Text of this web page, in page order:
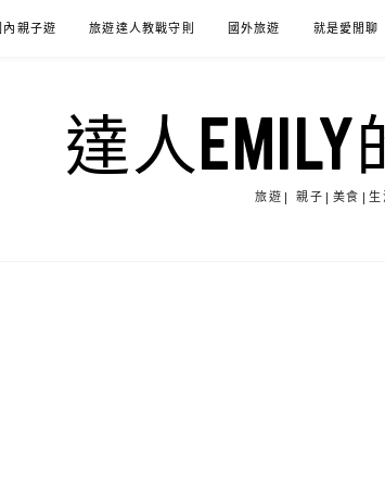
內親子遊 旅遊達人教戰守則 國外旅遊 就是愛閒聊
達人
旅遊| 親子|美食|生